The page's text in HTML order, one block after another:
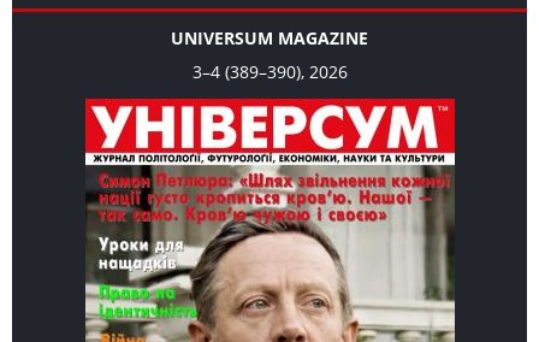
UNIVERSUM MAGAZINE
3–4 (389–390), 2026